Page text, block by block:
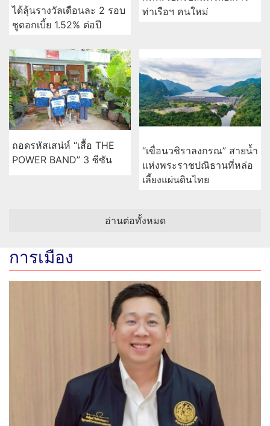
ได้ลุ้นรางวัลเดือนละ 2 รอบ
ชูดอกเบี้ย 1.52% ต่อปี
ท่าเรือฯ คนใหม่
ถอดรหัสเสน่ห์ “เสื้อ THE
POWER BAND” 3 ซีซัน
“เขื่อนวชิราลงกรณ” สายน้ำ
แห่งพระราชปณิธานที่หล่อ
เลี้ยงแผ่นดินไทย
อ่านต่อทั้งหมด
การเมือง